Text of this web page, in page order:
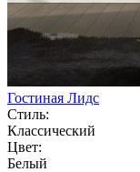
Гостиная Лидс
Стиль:
Классический
Цвет:
Белый